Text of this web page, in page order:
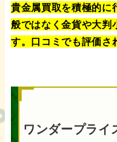
貴金属買取を積極的に
般ではなく金貨や大判
す。口コミでも評価さ
ワンダープライ